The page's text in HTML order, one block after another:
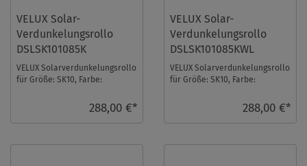
VELUX Solar-
Verdunkelungsrollo
DSLSK101085K
VELUX Solarverdunkelungsrollo
für Größe: SK10, Farbe:
homecontrol komp ...288,00 €*
VELUX Solar-
Verdunkelungsrollo
DSLSK101085KWL
VELUX Solarverdunkelungsrollo
für Größe: SK10, Farbe:
288,00 €*